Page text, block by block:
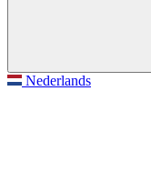
Nederlands